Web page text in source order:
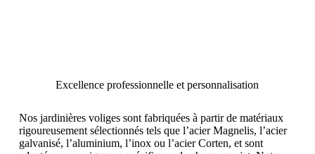
Excellence professionnelle et personnalisation
Nos jardinières voliges sont fabriquées à partir de matériaux
rigoureusement sélectionnés tels que l’acier Magnelis, l’acier
galvanisé, l’aluminium, l’inox ou l’acier Corten, et sont